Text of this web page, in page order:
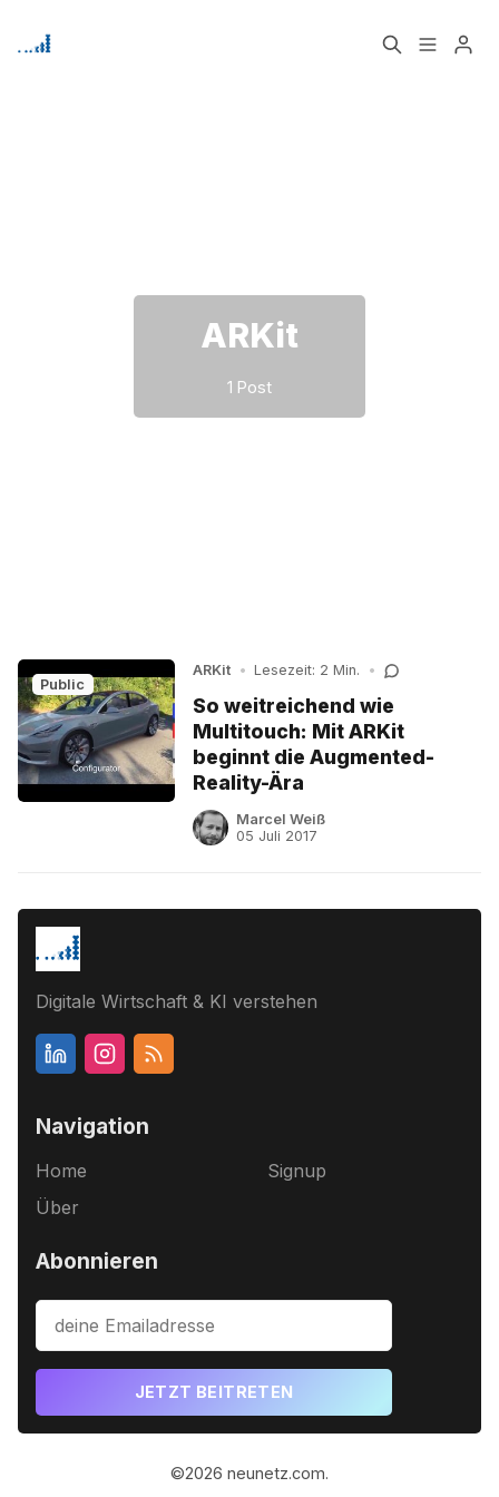
ARKit
1 Post
Public
ARKit • Lesezeit: 2 Min. •
So weitreichend wie
Multitouch: Mit ARKit
beginnt die Augmented-
Reality-Ära
Marcel Weiß
05 Juli 2017
Digitale Wirtschaft & KI verstehen
Navigation
Home
Über
Signup
Abonnieren
JETZT BEITRETEN
©2026 neunetz.com.